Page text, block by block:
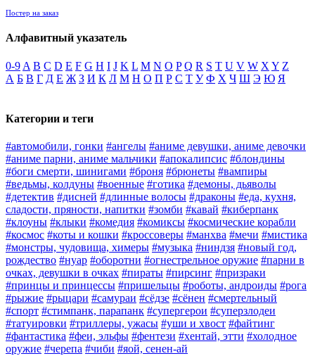
Постер на заказ
Алфавитный указатель
0-9 A B C D E F G H I J K L M N O P Q R S T U V W X Y Z
А Б В Г Д Е Ж З И К Л М Н О П Р С Т У Ф Х Ч Ш Э Ю Я
Категории и теги
#автомобили, гонки #ангелы #аниме девушки, аниме девочки
#аниме парни, аниме мальчики #апокалипсис #блондины
#боги смерти, шинигами #броня #брюнеты #вампиры
#ведьмы, колдуны #военные #готика #демоны, дьяволы
#детектив #дисней #длинные волосы #драконы #еда, кухня,
сладости, пряности, напитки #зомби #кавай #киберпанк
#клоуны #клыки #комедия #комиксы #космические корабли
#космос #коты и кошки #кроссоверы #манхва #мечи #мистика
#монстры, чудовища, химеры #музыка #ниндзя #новый год,
рождество #нуар #оборотни #огнестрельное оружие #парни в
очках, девушки в очках #пираты #пирсинг #призраки
#принцы и принцессы #пришельцы #роботы, андроиды #рога
#рыжие #рыцари #самураи #сёдзе #сёнен #смертельный
#спорт #стимпанк, парапанк #супергерои #суперзлодеи
#татуировки #триллеры, ужасы #уши и хвост #файтинг
#фантастика #феи, эльфы #фентези #хентай, этти #холодное
оружие #черепа #чиби #яой, сенен-ай